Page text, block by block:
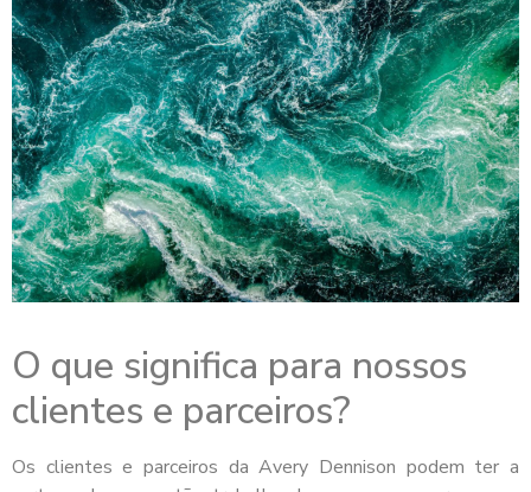
O que significa para nossos
clientes e parceiros?
Os clientes e parceiros da Avery Dennison podem ter a